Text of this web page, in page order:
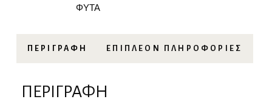
ΦΥΤΑ
ΠΕΡΙΓΡΑΦΉ ΕΠΙΠΛΈΟΝ ΠΛΗΡΟΦΟΡΊΕΣ
ΠΕΡΙΓΡΑΦΉ